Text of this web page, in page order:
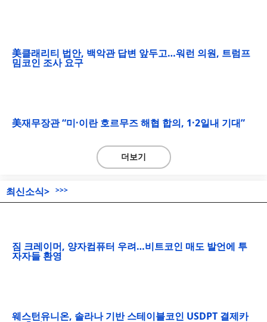
美클래리티 법안, 백악관 답변 앞두고…워런 의원, 트럼프
밈코인 조사 요구
美재무장관 “미·이란 호르무즈 해협 합의, 1·2일내 기대”
더보기
최신소식> >>>
짐 크레이머, 양자컴퓨터 우려…비트코인 매도 발언에 투
자자들 환영
웨스턴유니온, 솔라나 기반 스테이블코인 USDPT 결제카